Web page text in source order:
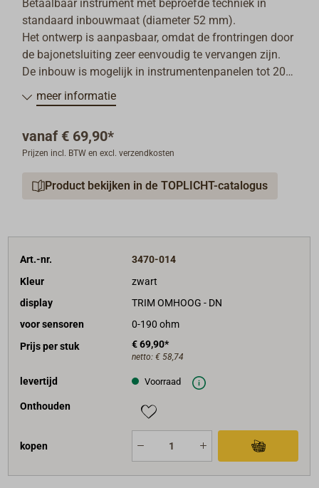
Betaalbaar instrument met beproefde techniek in
standaard inbouwmaat (diameter 52 mm).
Het ontwerp is aanpasbaar, omdat de frontringen door
de bajonetsluiting zeer eenvoudig te vervangen zijn.
De inbouw is mogelijk in instrumentenpanelen tot 20
De bedrijfsspanning kan 12 V of 24 V bedragen.
frontring: zwart of wit.
cm aansluitkabel.
meer informatie
vanaf € 69,90*
Prijzen incl. BTW en excl. verzendkosten
Product bekijken in de TOPLICHT-catalogus
Art.-nr.
3470-014
Kleur
zwart
display
TRIM OMHOOG - DN
voor sensoren
0-190 ohm
Prijs per stuk
€ 69,90*
netto: € 58,74
levertijd Voorraad
Onthouden
kopen